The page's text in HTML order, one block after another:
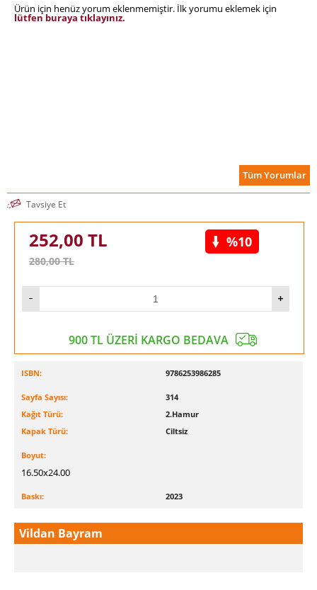
faydalı bir yol haritası olacaktır.
Ürün için henüz yorum eklenmemiştir. İlk yorumu eklemek için
lütfen buraya tıklayınız.
Tüm Yorumlar
Tavsiye Et
252,00 TL
280,00TL
%10
900 TL ÜZERİ KARGO BEDAVA
ISBN: 9786253986285
Sayfa Sayısı:
314
Kağıt Türü:
2.Hamur
Kapak Türü:
Ciltsiz
Boyut:
16.50x24.00
Baskı: 2023
Vildan Bayram